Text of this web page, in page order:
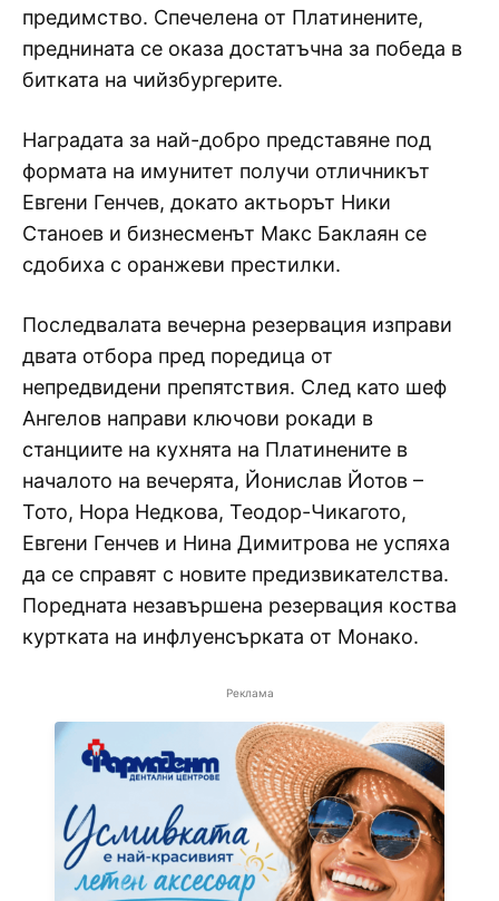
предимство. Спечелена от Платинените,
преднината се оказа достатъчна за победа в
битката на чийзбургерите.
Наградата за най-добро представяне под
формата на имунитет получи отличникът
Евгени Генчев, докато актьорът Ники
Станоев и бизнесменът Макс Баклаян се
сдобиха с оранжеви престилки.
Последвалата вечерна резервация изправи
двата отбора пред поредица от
непредвидени препятствия. След като шеф
Ангелов направи ключови рокади в
станциите на кухнята на Платинените в
началото на вечерята, Йонислав Йотов –
Тото, Нора Недкова, Теодор-Чикагото,
Евгени Генчев и Нина Димитрова не успяха
да се справят с новите предизвикателства.
Поредната незавършена резервация коства
куртката на инфлуенсърката от Монако.
Реклама